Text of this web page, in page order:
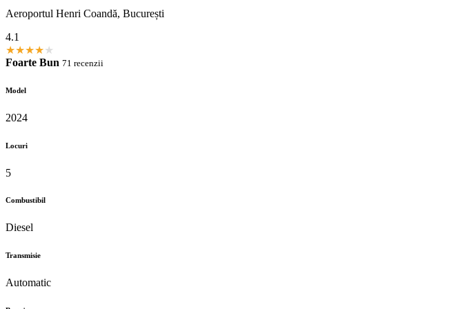
Aeroportul Henri Coandă, București
4.1
★★★★★
Foarte Bun 71 recenzii
Model
2024
Locuri
5
Combustibil
Diesel
Transmisie
Automatic